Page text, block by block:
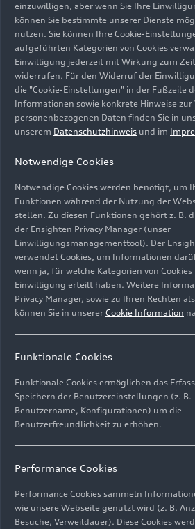
302 – 293) und 456 kW (620
(Kraftstoffverbrauch
13,3 – 13,1; CO2 -Emission
302 – 297), 560
Drehmoment bei 6.200
6.500 1/min
Trockensumpfschmierung
Top-Motorvariante mit
durch Titan-Bauteile
Spontanes
Drehfreude,
Cylinder on demand (COD),
Segelbetrieb, Otto-
0 – 100 km/h in 3,1
km/h (R8 Coupé V10
S tronichinter dem Motor
quattro-Antriebmit
betätigter und elektronisch
Lamellenkupplung,
Antriebsmomente,
Fahrwerk
einzuwilligen, aber wenn Sie Ihre
können Sie bestimmte unserer Dienste
nutzen. Sie können Ihre Cookie-
aufgeführten Kategorien von Cookies
Einwilligung jederzeit mit Wirkung zum
widerrufen. Für den Widerruf der
die "Cookie-Einstellungen" in der Fußzeile
Informationen sowie konkrete Hinweise
personenbezogenen Daten finden Sie in
unserem Datenschutzhinweis und im
Notwendige Cookies
Notwendige Cookies werden benötigt, um
Funktionen während der Nutzung der
stellen. Zu diesen Funktionen gehört z. B.
der Ensighten Privacy Manager (unser
Einwilligungsmanagementtool). Der
verwendet Cookies, um Informationen
wenn ja, für welche Kategorien von
Einwilligung erteilt haben. Weitere
Privacy Manager, sowie zu Ihren Rechten
können Sie in unserer Cookie Information
Funktionale Cookies
Funktionale Cookies ermöglichen das
Speichern der Benutzereinstellungen (z. B.
Benutzername, Konfigurationen) um die
Benutzerfreundlichkeit zu erhöhen.
Performance Cookies
Performance Cookies sammeln
wie unsere Webseite genutzt wird (z. B.
Besuche, Verweildauer). Diese Cookies